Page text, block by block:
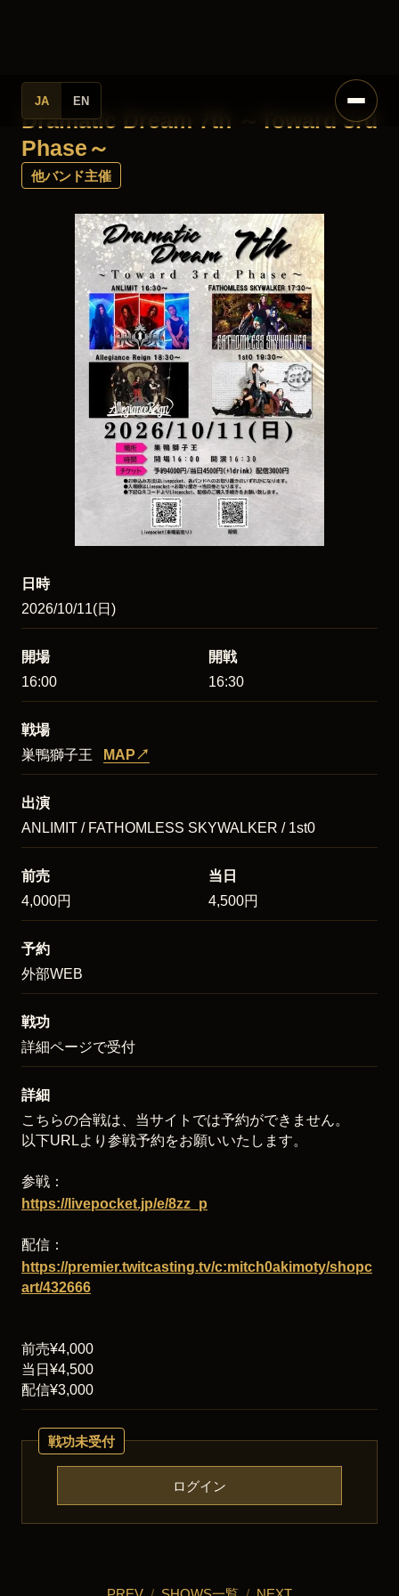
JA EN
Dramatic Dream 7th ～Toward 3rd
Phase～
他バンド主催
日時
2026/10/11(日)
開場
16:00
開戦
16:30
戦場
巣鴨獅子王
MAP↗
出演
ANLIMIT / FATHOMLESS SKYWALKER / 1st0
前売
4,000円
当日
4,500円
予約
外部WEB
戦功
詳細ページで受付
詳細
こちらの合戦は、当サイトでは予約ができません。
以下URLより参戦予約をお願いいたします。
参戦：
https://livepocket.jp/e/8zz_p
配信：
https://premier.twitcasting.tv/c:mitch0akimoty/shopc
art/432666
前売¥4,000
当日¥4,500
配信¥3,000
戦功未受付
ログイン